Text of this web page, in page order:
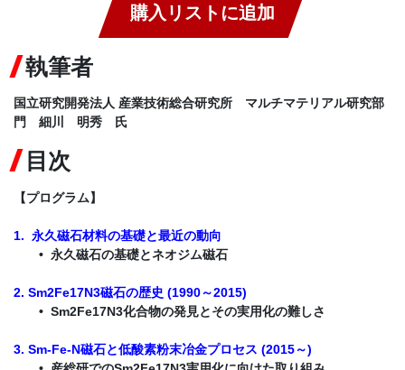
購入リストに追加
執筆者
国立研究開発法人 産業技術総合研究所 マルチマテリアル研究部
門 細川 明秀 氏
目次
【プログラム】
1. 永久磁石材料の基礎と最近の動向
• 永久磁石の基礎とネオジム磁石
2. Sm2Fe17N3磁石の歴史 (1990～2015)
• Sm2Fe17N3化合物の発見とその実用化の難しさ
3. Sm-Fe-N磁石と低酸素粉末冶金プロセス (2015～)